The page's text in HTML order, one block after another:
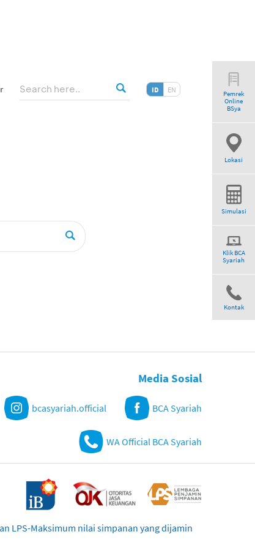
ID EN
Pemrek
Online
BSya
Lokasi
Simulasi
Klik BCA
Syariah
Kontak
Share
Media Sosial
bcasyariah.official BCA Syariah
WA Official BCA Syariah
LPS-Maksimum nilai simpanan yang dijamin